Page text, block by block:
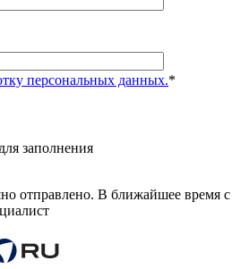
персональных данных.*
заполнения
отправлено. В ближайшее время с